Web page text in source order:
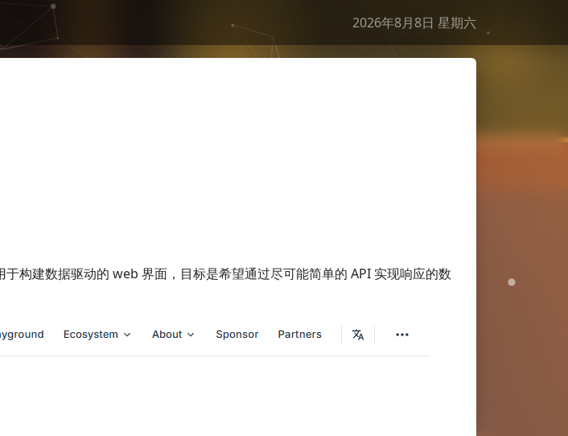
2026年8月8日 星期六
于构建数据驱动的 web 界面，目标是希望通过尽可能简单的 API 实现响应的数